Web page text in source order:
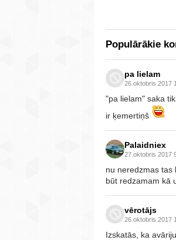
Populārākie
pa lielam
26.oktobris 2017
"pa lielam" saka
ir ķemertiņš
Palaidniex
27.oktobris 2017
nu neredzmas tas
būt redzamam kā
vērotājs
26.oktobris 2017
Izskatās, ka